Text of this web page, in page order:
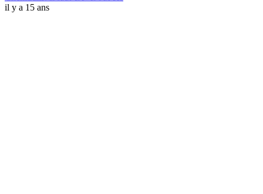
il y a 15 ans